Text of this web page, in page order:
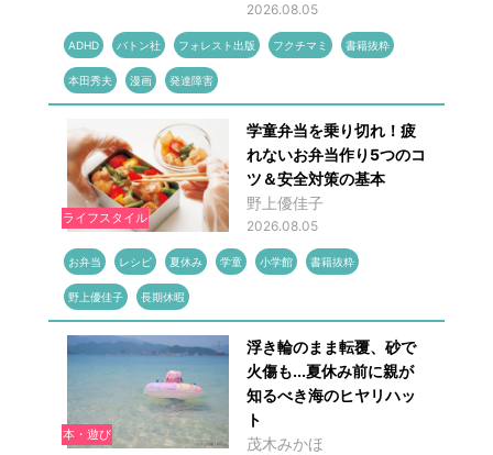
2026.08.05
ADHD バトン社 フォレスト出版 フクチマミ 書籍抜粋
本田秀夫 漫画 発達障害
ライフスタイル
学童弁当を乗り切れ！疲
れないお弁当作り5つのコ
ツ＆安全対策の基本
野上優佳子
2026.08.05
お弁当 レシピ 夏休み 学童 小学館 書籍抜粋
野上優佳子 長期休暇
本・遊び
浮き輪のまま転覆、砂で
火傷も...夏休み前に親が
知るべき海のヒヤリハッ
ト
茂木みかほ